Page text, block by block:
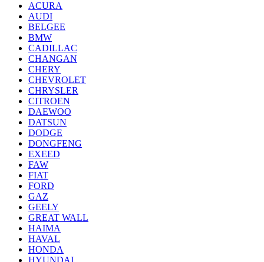
ACURA
AUDI
BELGEE
BMW
CADILLAC
CHANGAN
CHERY
CHEVROLET
CHRYSLER
CITROEN
DAEWOO
DATSUN
DODGE
DONGFENG
EXEED
FAW
FIAT
FORD
GAZ
GEELY
GREAT WALL
HAIMA
HAVAL
HONDA